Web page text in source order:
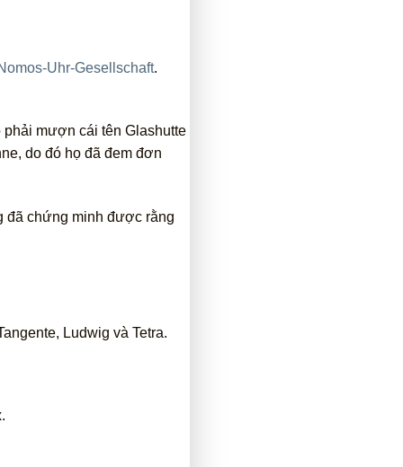
Uhr-Gesellschaft.
mượn cái tên Glashutte
do đó họ đã đem đơn
đã chứng minh được rằng
Ludwig và Tetra.